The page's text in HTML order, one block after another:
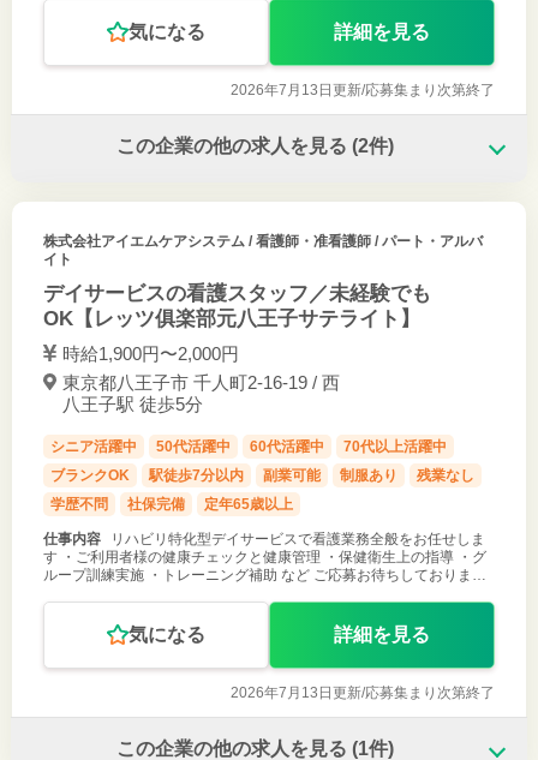
気になる 詳細を見る
2026年7月13日更新/応募集まり次第終了
この企業の他の求人を見る (2件)
株式会社アイエムケアシステム / 看護師・准看護師 / パート・アルバ
イト
デイサービスの看護スタッフ／未経験でも
OK【レッツ俱楽部元八王子サテライト】
時給1,900円〜2,000円
東京都八王子市 千人町2-16-19 / 西
八王子駅 徒歩5分
シニア活躍中 50代活躍中 60代活躍中
70代以上活躍中
ブランクOK
駅徒歩7分以内 副業可能 制服あり
残業なし
学歴不問
社保完備 定年65歳以上
仕事内容
リハビリ特化型デイサービスで看護業務全般をお任せしま
す ・ご利用者様の健康チェックと健康管理 ・保健衛生上の指導 ・グ
ループ訓練実施 ・トレーニング補助 など ご応募お待ちしておりま
気になる 詳細を見る
2026年7月13日更新/応募集まり次第終了
この企業の他の求人を見る (1件)